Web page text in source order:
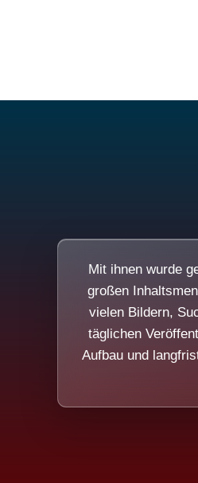
Mit ihnen wurde
großen
vielen Bildern,
täglichen
Aufbau und